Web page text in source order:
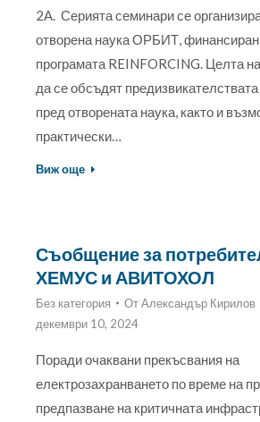
2А. Серията семинари се
отворена наука ОРБИТ, финансиран
програмата REINFORCING. Целта
да се обсъдят
пред отворената наука, както и
практически…
Виж още
Съобщение за
ХЕМУС и АВИТОХОЛ
Без категория ОтАлександър Кирилов
декември 10, 2024
Поради очаквани прекъсвания на
електрозахранването по време на
предпазване на критичната